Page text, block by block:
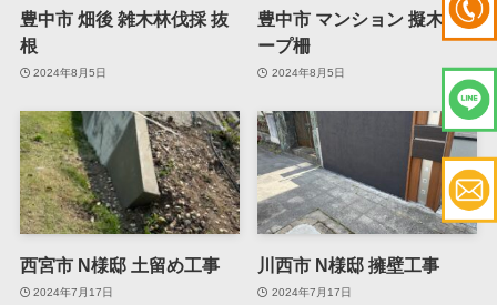
豊中市 畑後 雑木林伐採 抜
根
2024年8月5日
豊中市 マンション 擬木ロ
ープ柵
2024年8月5日
西宮市 N様邸 土留め工事
2024年7月17日
川西市 N様邸 擁壁工事
2024年7月17日